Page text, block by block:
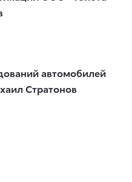
автомобилей
Стратонов